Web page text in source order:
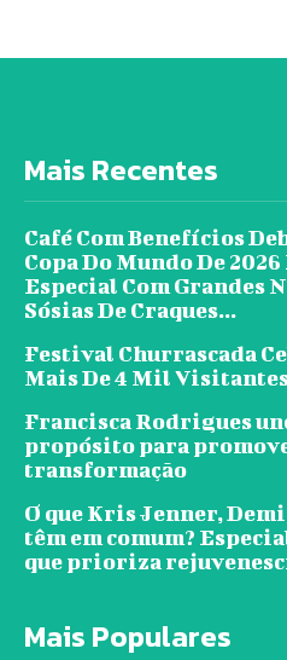
Mais Recentes
Café Com Benefícios
Copa Do Mundo De
Especial Com Grandes
Sósias De Craques...
Festival Churrascada
Mais De 4 Mil Visitantes
Francisca Rodrigues
propósito para
transformação
O que Kris Jenner,
têm em comum?
que prioriza
Mais Populares